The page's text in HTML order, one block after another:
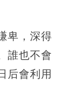
卑，深得
誰也不會
后會利用